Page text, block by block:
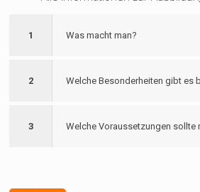
1 Was macht man?
2 Welche Besonderheiten gibt es
3 Welche Voraussetzungen sollte